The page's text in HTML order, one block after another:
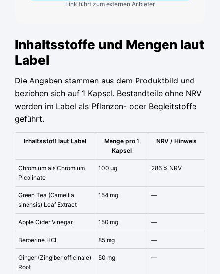
Link führt zum externen Anbieter
Inhaltsstoffe und Mengen laut
Label
Die Angaben stammen aus dem Produktbild und
beziehen sich auf 1 Kapsel. Bestandteile ohne NRV
werden im Label als Pflanzen- oder Begleitstoffe
geführt.
Inhaltsstoff laut Label
Menge pro 1
Kapsel
NRV / Hinweis
Chromium als Chromium
Picolinate
100 µg 286 % NRV
Green Tea (Camellia
sinensis) Leaf Extract
154 mg —
Apple Cider Vinegar 150 mg —
Berberine HCL 85 mg —
Ginger (Zingiber officinale)
Root
50 mg —